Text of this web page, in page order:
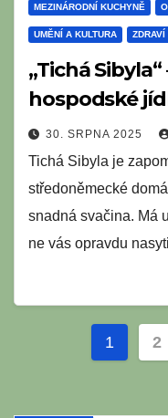
MEZINÁRODNÍ KUCHYNĚ
UMĚNÍ A KULTURA
„Tichá
hospodské
30. SRPNA 2025
Tichá Sibyla je
středoněmecké
snadná svačina. Má
ne vás opravdu
1 2